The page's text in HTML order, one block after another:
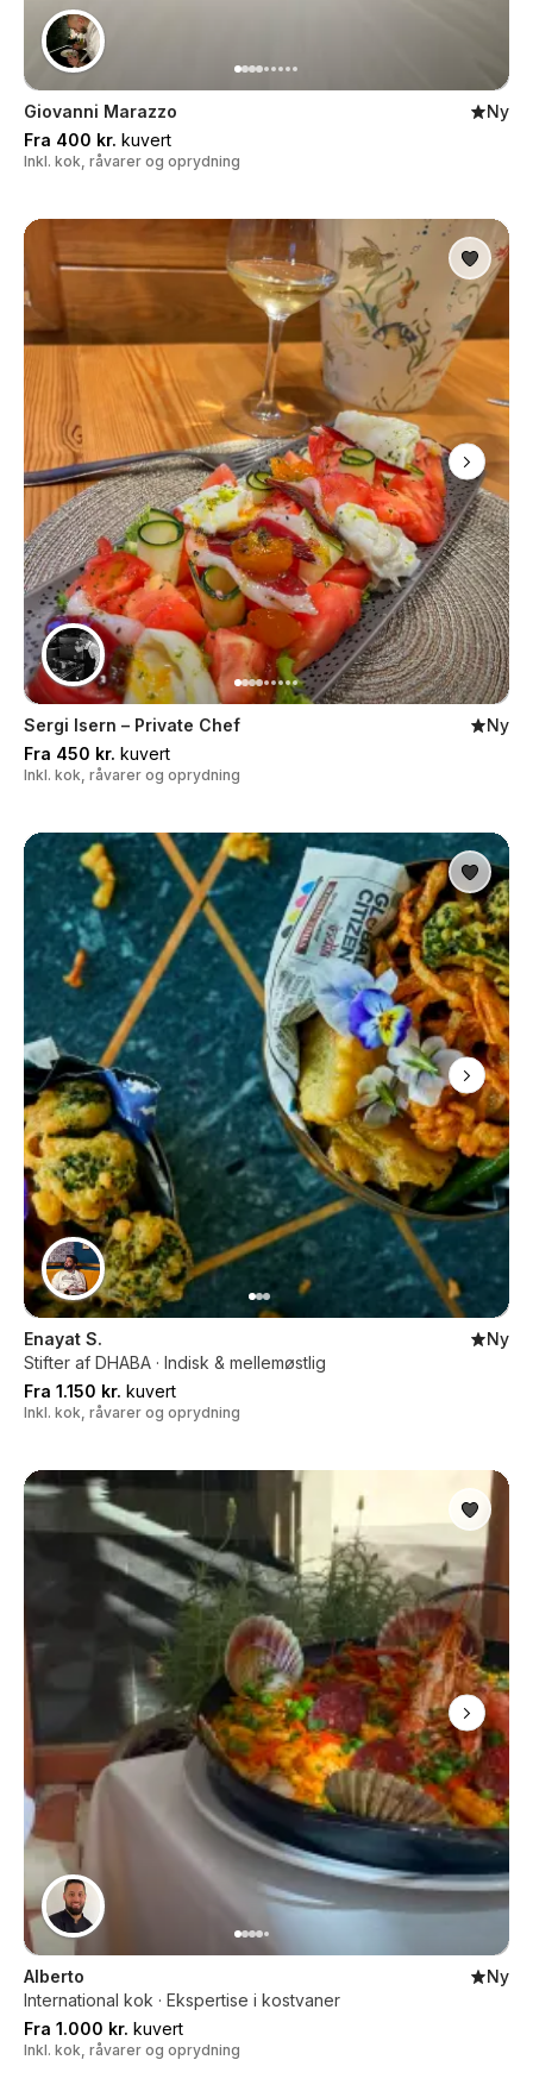
Giovanni Marazzo
Ny
Fra 400 kr. kuvert
Inkl. kok, råvarer og oprydning
Sergi Isern – Private Chef
Ny
Fra 450 kr. kuvert
Inkl. kok, råvarer og oprydning
Enayat S.
Ny
Stifter af DHABA · Indisk & mellemøstlig
Fra 1.150 kr. kuvert
Inkl. kok, råvarer og oprydning
Alberto
Ny
International kok · Ekspertise i kostvaner
Fra 1.000 kr. kuvert
Inkl. kok, råvarer og oprydning